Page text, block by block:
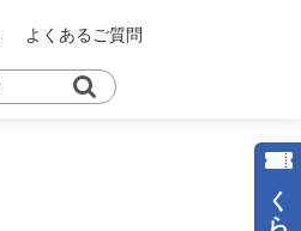
よくあるご質問